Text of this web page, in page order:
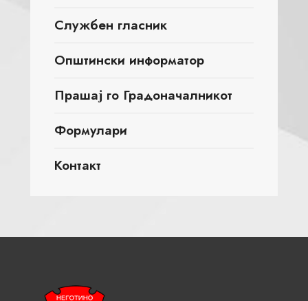
Службен гласник
Општински информатор
Прашај го Градоначалникот
Формулари
Контакт